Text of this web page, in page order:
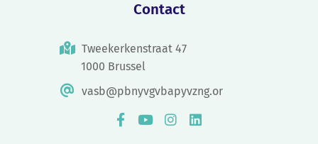
Contact
Tweekerkenstraat 47
1000 Brussel
vasb@pbnyvgvbapyvzng.or